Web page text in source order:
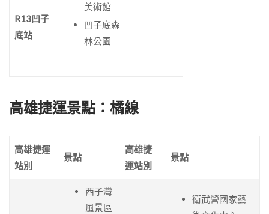
R13凹子
底站
美術館
凹子底森
林公園
高雄捷運景點：橘線
高雄捷運
站別
景點
高雄捷
運站別
景點
西子灣
風景區
衛武營國家藝